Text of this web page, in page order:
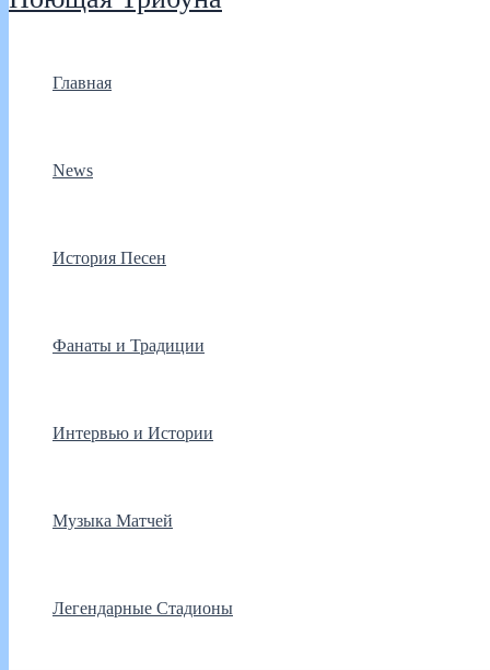
Главная
News
История Песен
Фанаты и Традиции
Интервью и Истории
Музыка Матчей
Легендарные Стадионы